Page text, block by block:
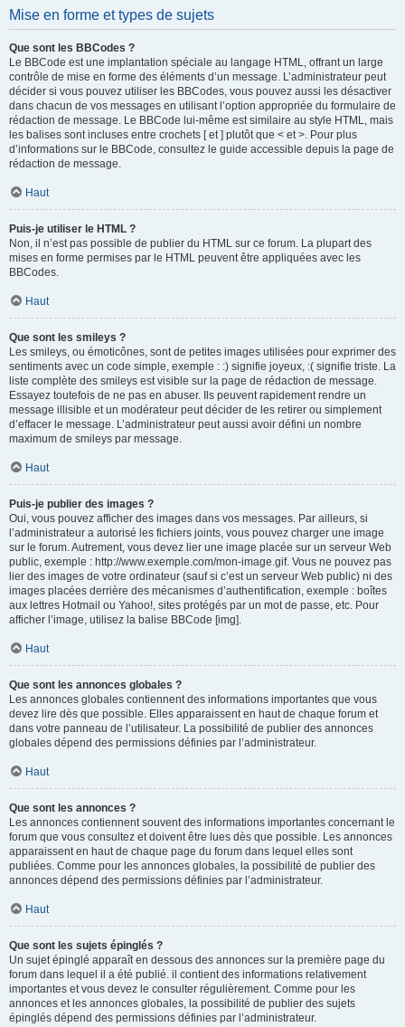
Mise en forme et types de sujets
Que sont les BBCodes ?
Le BBCode est une implantation spéciale au langage HTML, offrant un large
contrôle de mise en forme des éléments d’un message. L’administrateur peut
décider si vous pouvez utiliser les BBCodes, vous pouvez aussi les désactiver
dans chacun de vos messages en utilisant l’option appropriée du formulaire de
rédaction de message. Le BBCode lui-même est similaire au style HTML, mais
les balises sont incluses entre crochets [ et ] plutôt que < et >. Pour plus
d’informations sur le BBCode, consultez le guide accessible depuis la page de
rédaction de message.
Haut
Puis-je utiliser le HTML ?
Non, il n’est pas possible de publier du HTML sur ce forum. La plupart des
mises en forme permises par le HTML peuvent être appliquées avec les
BBCodes.
Haut
Que sont les smileys ?
Les smileys, ou émoticônes, sont de petites images utilisées pour exprimer des
sentiments avec un code simple, exemple : :) signifie joyeux, :( signifie triste. La
liste complète des smileys est visible sur la page de rédaction de message.
Essayez toutefois de ne pas en abuser. Ils peuvent rapidement rendre un
message illisible et un modérateur peut décider de les retirer ou simplement
d’effacer le message. L’administrateur peut aussi avoir défini un nombre
maximum de smileys par message.
Haut
Puis-je publier des images ?
Oui, vous pouvez afficher des images dans vos messages. Par ailleurs, si
l’administrateur a autorisé les fichiers joints, vous pouvez charger une image
sur le forum. Autrement, vous devez lier une image placée sur un serveur Web
public, exemple : http://www.exemple.com/mon-image.gif. Vous ne pouvez pas
lier des images de votre ordinateur (sauf si c’est un serveur Web public) ni des
images placées derrière des mécanismes d’authentification, exemple : boîtes
aux lettres Hotmail ou Yahoo!, sites protégés par un mot de passe, etc. Pour
afficher l’image, utilisez la balise BBCode [img].
Haut
Que sont les annonces globales ?
Les annonces globales contiennent des informations importantes que vous
devez lire dès que possible. Elles apparaissent en haut de chaque forum et
dans votre panneau de l’utilisateur. La possibilité de publier des annonces
globales dépend des permissions définies par l’administrateur.
Haut
Que sont les annonces ?
Les annonces contiennent souvent des informations importantes concernant le
forum que vous consultez et doivent être lues dès que possible. Les annonces
apparaissent en haut de chaque page du forum dans lequel elles sont
publiées. Comme pour les annonces globales, la possibilité de publier des
annonces dépend des permissions définies par l’administrateur.
Haut
Que sont les sujets épinglés ?
Un sujet épinglé apparaît en dessous des annonces sur la première page du
forum dans lequel il a été publié. il contient des informations relativement
importantes et vous devez le consulter régulièrement. Comme pour les
annonces et les annonces globales, la possibilité de publier des sujets
épinglés dépend des permissions définies par l’administrateur.